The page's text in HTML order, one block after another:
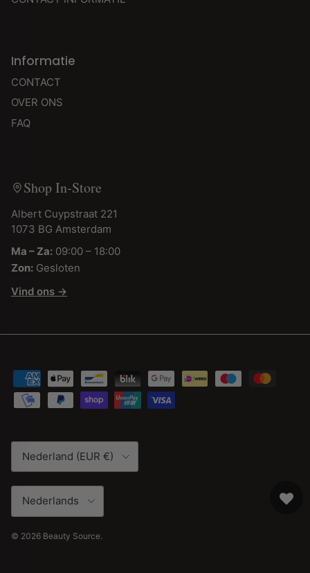
Informatie
CONTACT
OVER ONS
FAQ
Shop In-Store
Albert Cuypstraat 221
1073 BG Amsterdam
Ma – Za: 09:00 – 18:00
Zon: Gesloten
Vind ons →
Land/Regio
Nederland (EUR €)
Taal
Nederlands
© 2026 Beauty Source.